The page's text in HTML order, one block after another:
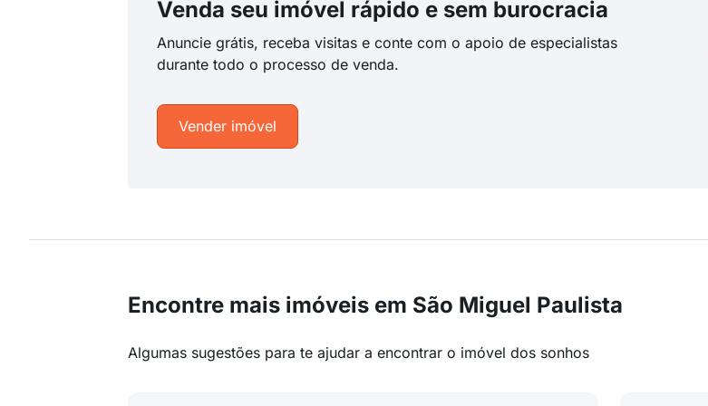
Venda seu imóvel rápido e sem burocracia
Anuncie grátis, receba visitas e conte com o apoio de especialistas
durante todo o processo de venda.
Vender imóvel
Encontre mais imóveis em São Miguel Paulista
Algumas sugestões para te ajudar a encontrar o imóvel dos sonhos